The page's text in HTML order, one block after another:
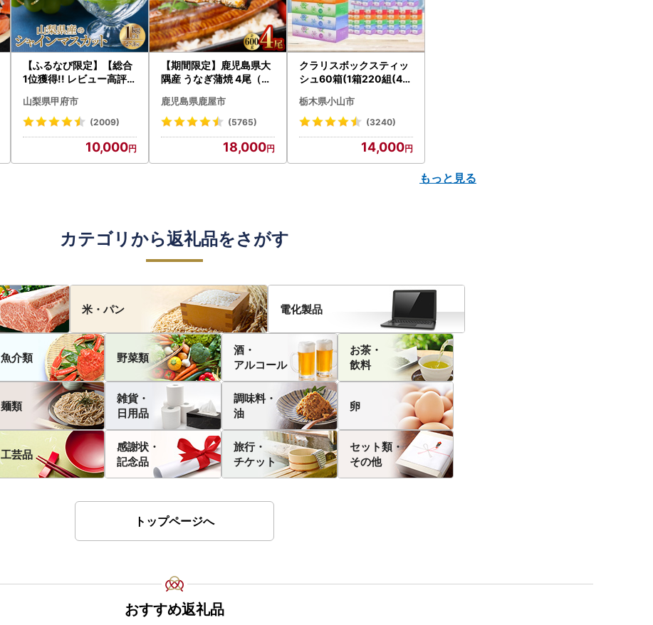
【ふるなび限定】【総合
1位獲得!! レビュー高評価
〉山梨県産 シャインマス
カット 2～3房（1.0kg以
N-Limited-SP
山梨県甲府市
(2009)
10,000
【期間限定】鹿児島県大
隅産 うなぎ蒲焼 4尾（60
cp18 うなぎ 鰻 魚 惣菜 総
菜
鹿児島県鹿屋市
(5765)
18,000
クラリスボックスティッ
シュ60箱(1箱220組(44
ト)【配送不可地域：離島
・沖縄県】【1256759】
栃木県小山市
(3240)
14,000
もっと見る
カテゴリから返礼品をさがす
米・パン 電化製品
魚介類 野菜類
酒・
アルコール
お茶・
飲料
麺類
雑貨・
日用品
調味料・
油
卵
工芸品
感謝状・
記念品
旅行・
チケット
セット類・
その他
トップページへ
おすすめ返礼品